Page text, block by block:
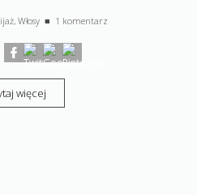
, Włosy■ 1 komentarz
więcej